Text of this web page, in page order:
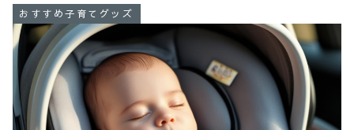
おすすめ子育てグッズ